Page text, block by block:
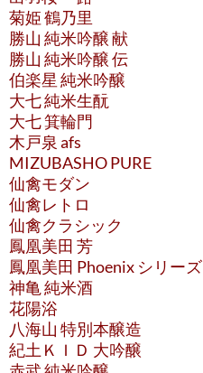
菊姫 鶴乃里
勝山 純米吟醸 献
勝山 純米吟醸 伝
伯楽星 純米吟醸
大七 純米生酛
大七 箕輪門
木戸泉 afs
MIZUBASHO PURE
仙禽モダン
仙禽レトロ
仙禽クラシック
鳳凰美田 芳
鳳凰美田 Phoenix シリーズ
神亀 純米酒
花陽浴
八海山 特別本醸造
紀土ＫＩＤ 大吟醸